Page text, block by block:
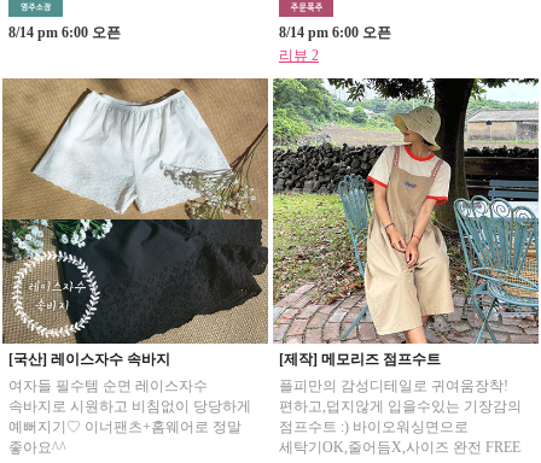
8/14 pm 6:00 오픈
8/14 pm 6:00 오픈
리뷰 2
[국산] 레이스자수 속바지
여자들 필수템 순면 레이스자수
속바지로 시원하고 비침없이 당당하게
예뻐지기♡ 이너팬츠+홈웨어로 정말
좋아요^^
[제작] 메모리즈 점프수트
플피만의 감성디테일로 귀여움장착!
편하고,덥지않게 입을수있는 기장감의
점프수트 :) 바이오워싱면으로
세탁기OK,줄어듬X,사이즈 완전 FREE